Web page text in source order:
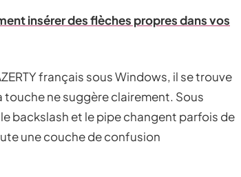
insérer des flèches propres dans vos
français sous Windows, il se trouve
touche ne suggère clairement. Sous
backslash et le pipe changent parfois de
une couche de confusion